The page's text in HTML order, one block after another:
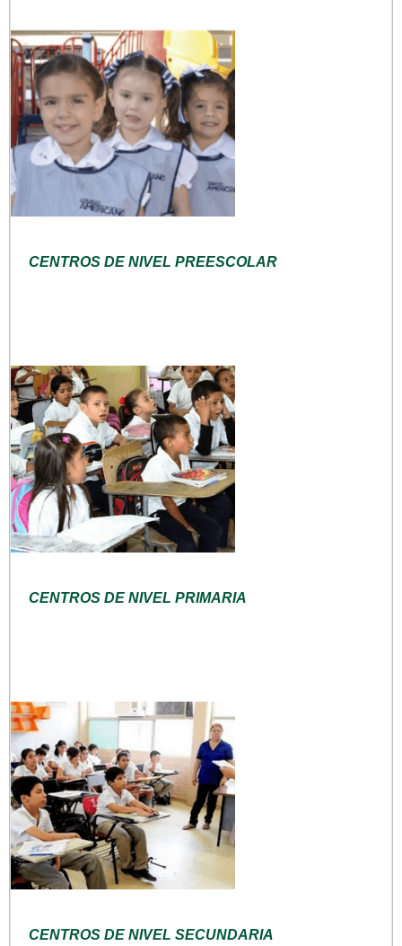
CENTROS DE NIVEL PREESCOLAR
CENTROS DE NIVEL PRIMARIA
CENTROS DE NIVEL SECUNDARIA